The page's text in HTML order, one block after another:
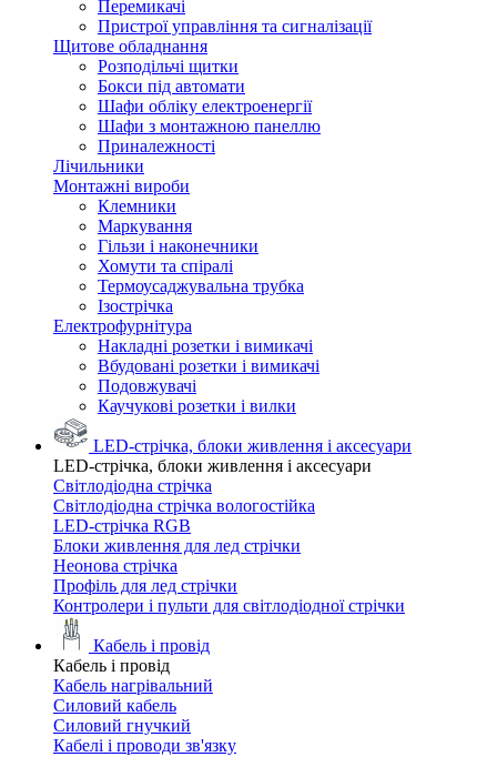
Перемикачі
Пристрої управління та сигналізації
Щитове обладнання
Розподільчі щитки
Бокси під автомати
Шафи обліку електроенергії
Шафи з монтажною панеллю
Приналежності
Лічильники
Монтажні вироби
Клемники
Маркування
Гільзи і наконечники
Хомути та спіралі
Термоусаджувальна трубка
Ізострічка
Електрофурнітура
Накладні розетки і вимикачі
Вбудовані розетки і вимикачі
Подовжувачі
Каучукові розетки і вилки
LED-стрічка, блоки живлення і аксесуари
LED-стрічка, блоки живлення і аксесуари
Світлодіодна стрічка
Світлодіодна стрічка вологостійка
LED-стрічка RGB
Блоки живлення для лед стрічки
Неонова стрічка
Профіль для лед стрічки
Контролери і пульти для світлодіодної стрічки
Кабель і провід
Кабель і провід
Кабель нагрівальний
Силовий кабель
Силовий гнучкий
Кабелі і проводи зв'язку